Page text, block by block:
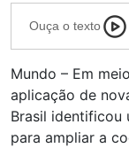
Ouça o texto
Mundo – Em
aplicação de
Brasil identificou
para ampliar a